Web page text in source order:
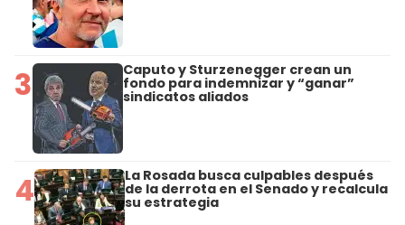
3 Caputo y Sturzenegger crean un
fondo para indemnizar y “ganar”
sindicatos aliados
4 La Rosada busca culpables después
de la derrota en el Senado y recalcula
su estrategia